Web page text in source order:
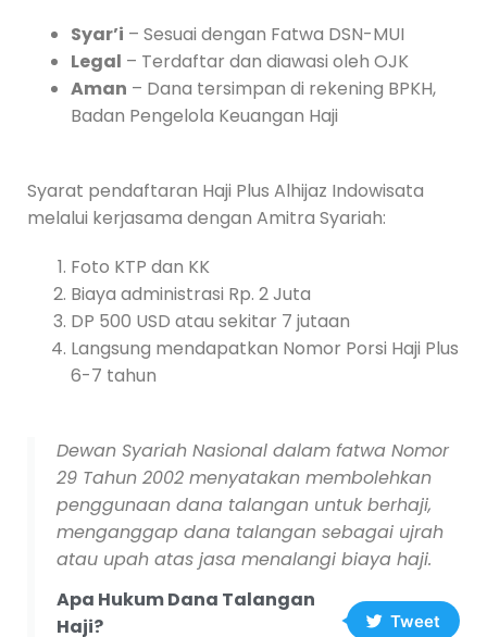
Syar’i – Sesuai dengan Fatwa DSN-MUI
Legal – Terdaftar dan diawasi oleh OJK
Aman – Dana tersimpan di rekening BPKH,
Badan Pengelola Keuangan Haji
Syarat pendaftaran Haji Plus Alhijaz Indowisata
melalui kerjasama dengan Amitra Syariah:
Foto KTP dan KK
Biaya administrasi Rp. 2 Juta
DP 500 USD atau sekitar 7 jutaan
Langsung mendapatkan Nomor Porsi Haji Plus
6-7 tahun
Dewan Syariah Nasional dalam fatwa Nomor
29 Tahun 2002 menyatakan membolehkan
penggunaan dana talangan untuk berhaji,
menganggap dana talangan sebagai ujrah
atau upah atas jasa menalangi biaya haji.
Apa Hukum Dana Talangan
Haji?
Tweet